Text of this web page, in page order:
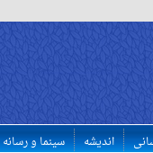
اندیشه سینما و رسانه